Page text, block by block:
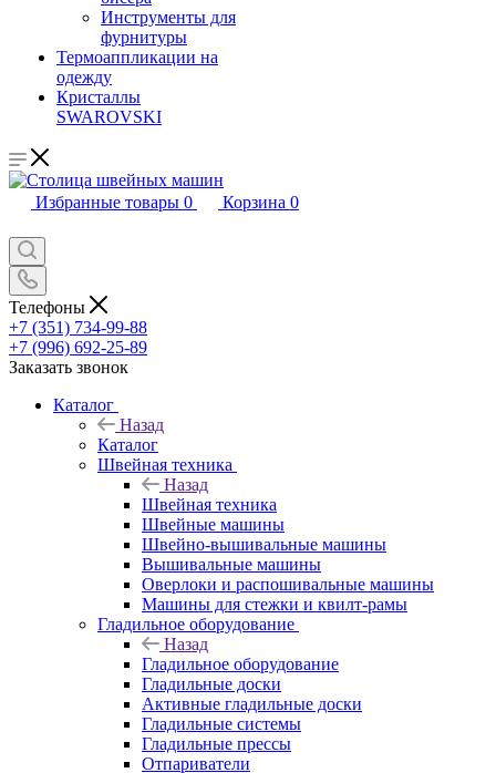
Инструменты для
фурнитуры
Термоаппликации на
одежду
Кристаллы
SWAROVSKI
Избранные товары 0 Корзина 0
Телефоны
+7 (351) 734-99-88
+7 (996) 692-25-89
Заказать звонок
Каталог
Назад
Каталог
Швейная техника
Назад
Швейная техника
Швейные машины
Швейно-вышивальные машины
Вышивальные машины
Оверлоки и распошивальные машины
Машины для стежки и квилт-рамы
Гладильное оборудование
Назад
Гладильное оборудование
Гладильные доски
Активные гладильные доски
Гладильные системы
Гладильные прессы
Отпариватели